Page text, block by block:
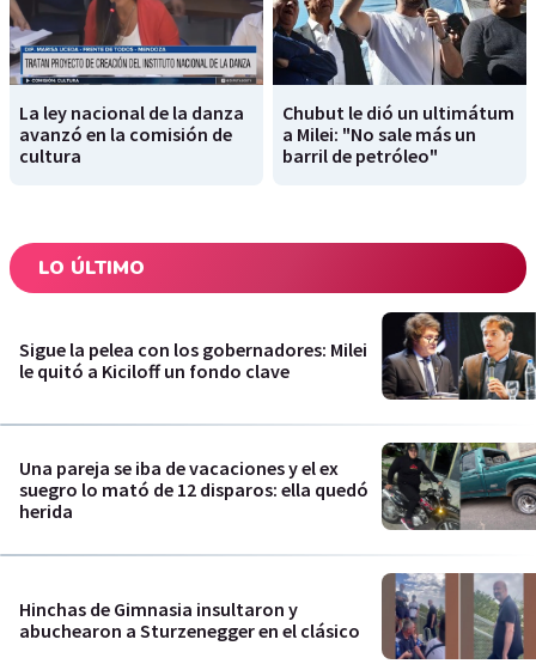
La ley nacional de la danza
avanzó en la comisión de
cultura
Chubut le dió un ultimátum
a Milei: "No sale más un
barril de petróleo"
LO ÚLTIMO
Sigue la pelea con los gobernadores: Milei
le quitó a Kiciloff un fondo clave
Una pareja se iba de vacaciones y el ex
suegro lo mató de 12 disparos: ella quedó
herida
Hinchas de Gimnasia insultaron y
abuchearon a Sturzenegger en el clásico